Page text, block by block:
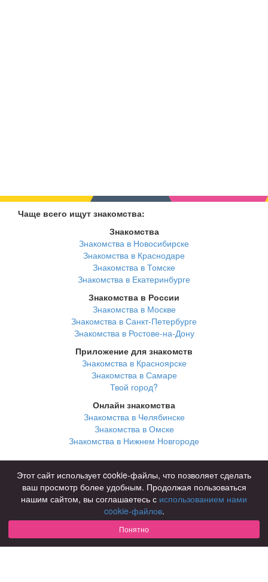
Чаще всего ищут знакомства:
Знакомства
Знакомства в Новосибирске
Знакомства в Краснодаре
Знакомства в Томске
Знакомства в Екатеринбурге
Знакомства в России
Знакомства в Москве
Знакомства в Санкт-Петербурге
Знакомства в Ростове-на-Дону
Приложение для знакомств
Знакомства в Красноярске
Знакомства в Самаре
Твой город?
Онлайн знакомства
Знакомства в Челябинске
Знакомства в Омске
Знакомства в Нижнем Новгороде
Для чего
для брака и создания семьи
для любви и с/о
для дружбы
для взрослых
В возрасте
за 40 лет
Этот сайт использует cookie-файлы, что позволяет сделать
ваш просмотр более удобным. Продолжая пользоваться
нашим сайтом, вы соглашаетесь с использованием нами
cookie-файлов.
Понятно